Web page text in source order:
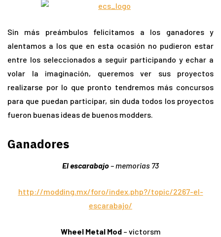
Sin más preámbulos felicitamos a los ganadores y
alentamos a los que en esta ocasión no pudieron estar
entre los seleccionados a seguir participando y echar a
volar la imaginación, queremos ver sus proyectos
realizarse por lo que pronto tendremos más concursos
para que puedan participar, sin duda todos los proyectos
fueron buenas ideas de buenos modders.
Ganadores
El escarabajo– memorias 73
http://modding.mx/foro/index.php?/topic/2267-el-
escarabajo/
Wheel Metal Mod– victorsm